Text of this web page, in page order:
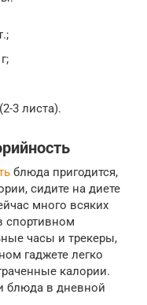
3 листа).
блюда пригодится,
сидите на диете
много всяких
спортивном
часы и трекеры,
гаджете легко
калории.
блюда в дневной